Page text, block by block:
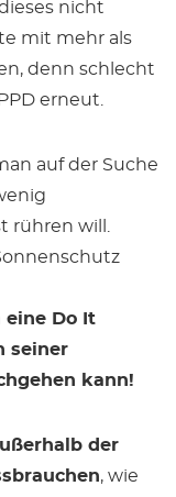
nicht
mit mehr als
denn schlecht
erneut.
auf der Suche
rühren will.
eine Do It
seiner
kann!
der
, wie